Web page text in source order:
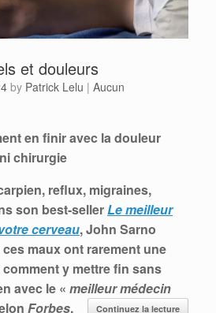
et douleurs
by Patrick Lelu | Aucun
en finir avec la douleur
chirurgie
reflux, migraines,
son best-sellerLe meilleur
cerveau, John Sarno
maux ont rarement une
y mettre fin sans
avec le « meilleur médecin
Forbes. Continuez la lecture